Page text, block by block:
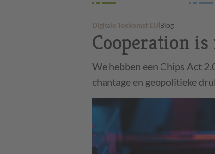
Digitale Toekomst EU|Blog
Cooperation
We hebben een Chips Act
chantage en geopolitieke